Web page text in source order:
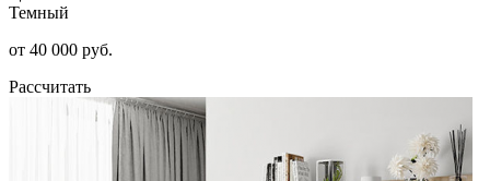
Темный
от 40 000 руб.
Рассчитать